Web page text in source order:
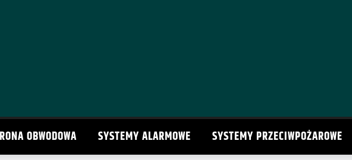
OBWODOWA SYSTEMY ALARMOWE SYSTEMY PRZECIWPOŻAROWE